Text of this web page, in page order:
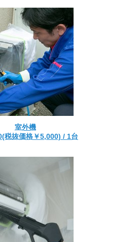
室外機
税抜価格￥5,000) / 1台